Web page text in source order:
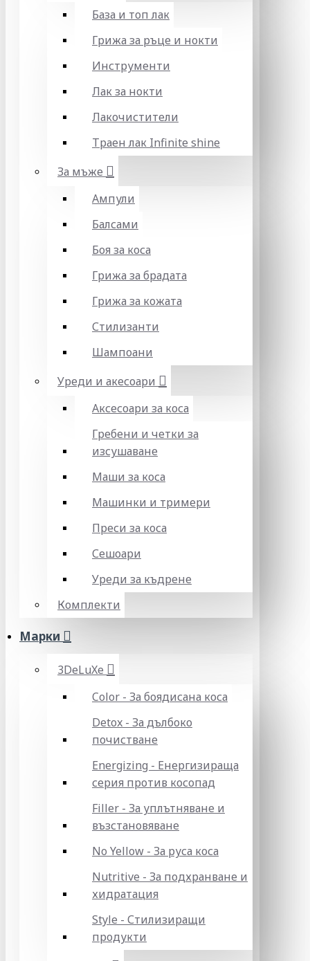
База и топ лак
Грижа за ръце и нокти
Инструменти
Лак за нокти
Лакочистители
Траен лак Infinite shine
За мъже
Ампули
Балсами
Боя за коса
Грижа за брадата
Грижа за кожата
Стилизанти
Шампоани
Уреди и акесоари
Аксесоари за коса
Гребени и четки за
изсушаване
Маши за коса
Машинки и тримери
Преси за коса
Сешоари
Уреди за къдрене
Комплекти
Марки
3DeLuXe
Color - За боядисана коса
Detox - За дълбоко
почистване
Energizing - Енергизираща
серия против косопад
Filler - За уплътняване и
възстановяване
No Yellow - За руса коса
Nutritive - За подхранване и
хидратация
Style - Стилизиращи
продукти